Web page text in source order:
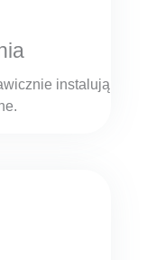
instalują